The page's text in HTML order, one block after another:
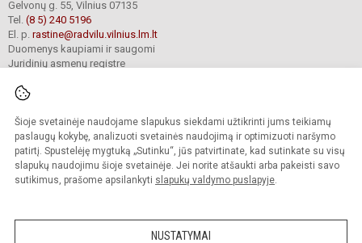
Šioje svetainėje naudojame slapukus siekdami užtikrinti jums teikiamų
paslaugų kokybę, analizuoti svetainės naudojimą ir optimizuoti naršymo
patirtį. Spustelėję mygtuką „Sutinku“, jūs patvirtinate, kad sutinkate su visų
slapukų naudojimu šioje svetainėje. Jei norite atšaukti arba pakeisti savo
sutikimus, prašome apsilankyti slapukų valdymo puslapyje.
NUSTATYMAI
Gelvonų g. 55, Vilnius 07135
Tel. (8 5) 240 5196
El. p. rastine@radvilu.vilnius.lm.lt
Duomenys kaupiami ir saugomi
Juridinių asmenų registre
© 2022. Vilniaus Radvilų gimnazija. Visos teisės saugomos.
Kopijuoti turinį be raštiško gimnazijos sutikimo griežtai draudžiama.
Prieinamumo paraiška Slapukų valdymas